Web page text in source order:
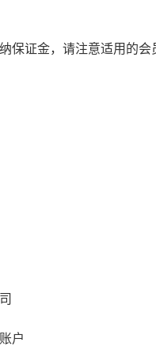
保证金，请注意适用的会
户